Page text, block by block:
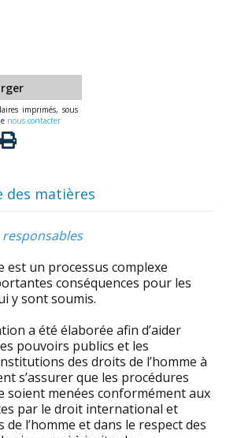
imprimés, sous
nous contacter
des matières
responsables
est un processus complexe
conséquences pour les
y sont soumis.
a été élaborée afin d’aider
pouvoirs publics et les
des droits de l’homme à
s’assurer que les procédures
soient menées conformément aux
par le droit international et
l’homme et dans le respect des